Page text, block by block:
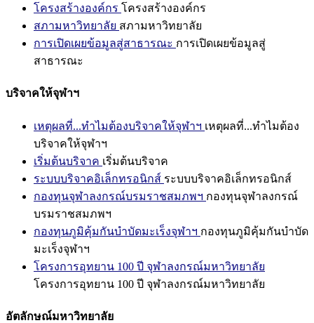
โครงสร้างองค์กร โครงสร้างองค์กร
สภามหาวิทยาลัย สภามหาวิทยาลัย
การเปิดเผยข้อมูลสู่สาธารณะ การเปิดเผยข้อมูลสู่
สาธารณะ
บริจาคให้จุฬาฯ
เหตุผลที่...ทำไมต้องบริจาคให้จุฬาฯ เหตุผลที่...ทำไมต้อง
บริจาคให้จุฬาฯ
เริ่มต้นบริจาค เริ่มต้นบริจาค
ระบบบริจาคอิเล็กทรอนิกส์ ระบบบริจาคอิเล็กทรอนิกส์
กองทุนจุฬาลงกรณ์บรมราชสมภพฯ กองทุนจุฬาลงกรณ์
บรมราชสมภพฯ
กองทุนภูมิคุ้มกันบำบัดมะเร็งจุฬาฯ กองทุนภูมิคุ้มกันบำบัด
มะเร็งจุฬาฯ
โครงการอุทยาน 100 ปี จุฬาลงกรณ์มหาวิทยาลัย
โครงการอุทยาน 100 ปี จุฬาลงกรณ์มหาวิทยาลัย
อัตลักษณ์มหาวิทยาลัย